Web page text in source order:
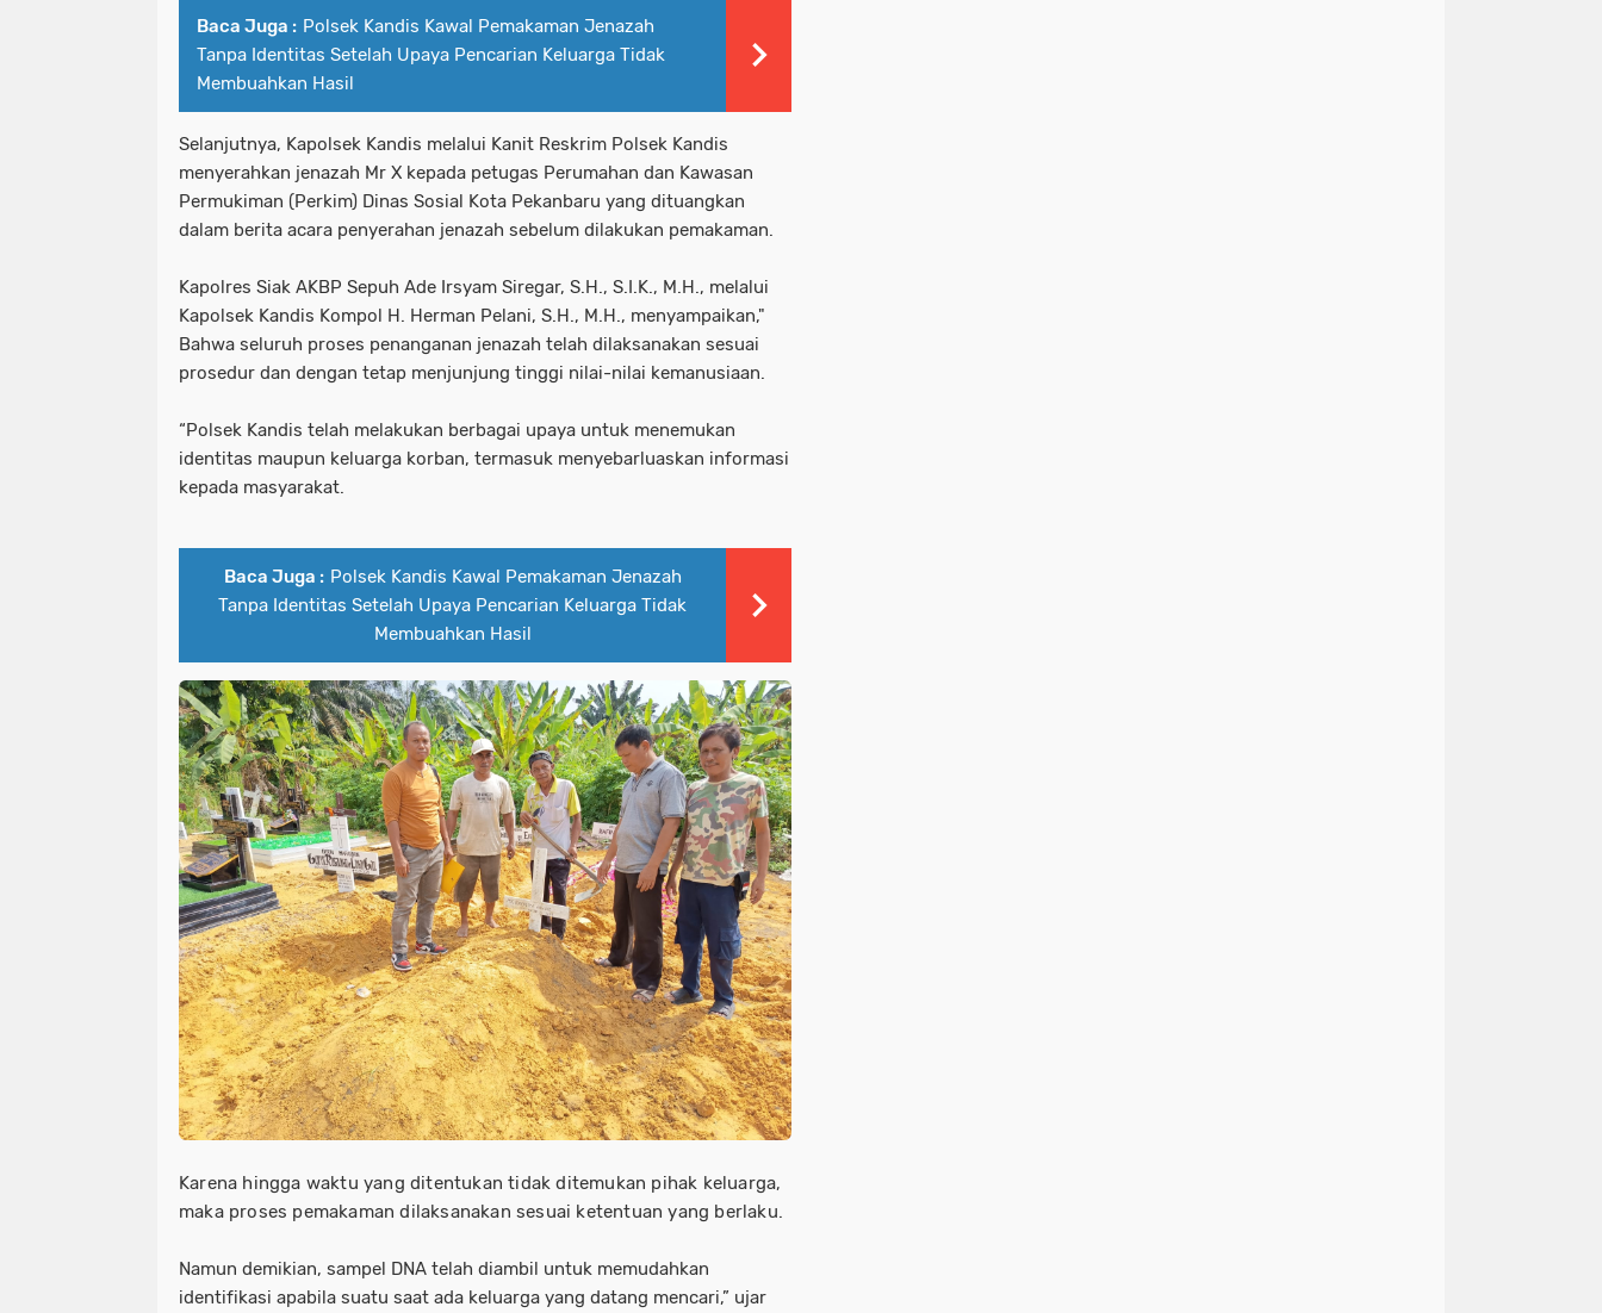
Baca Juga : Polsek Kandis Kawal Pemakaman Jenazah
Tanpa Identitas Setelah Upaya Pencarian Keluarga Tidak
Membuahkan Hasil
Selanjutnya, Kapolsek Kandis melalui Kanit Reskrim Polsek Kandis
menyerahkan jenazah Mr X kepada petugas Perumahan dan Kawasan
Permukiman (Perkim) Dinas Sosial Kota Pekanbaru yang dituangkan
dalam berita acara penyerahan jenazah sebelum dilakukan pemakaman.
Kapolres Siak AKBP Sepuh Ade Irsyam Siregar, S.H., S.I.K., M.H., melalui
Kapolsek Kandis Kompol H. Herman Pelani, S.H., M.H., menyampaikan,"
Bahwa seluruh proses penanganan jenazah telah dilaksanakan sesuai
prosedur dan dengan tetap menjunjung tinggi nilai-nilai kemanusiaan.
“Polsek Kandis telah melakukan berbagai upaya untuk menemukan
identitas maupun keluarga korban, termasuk menyebarluaskan informasi
kepada masyarakat.
Baca Juga : Polsek Kandis Kawal Pemakaman Jenazah
Tanpa Identitas Setelah Upaya Pencarian Keluarga Tidak
Membuahkan Hasil
Karena hingga waktu yang ditentukan tidak ditemukan pihak keluarga,
maka proses pemakaman dilaksanakan sesuai ketentuan yang berlaku.
Namun demikian, sampel DNA telah diambil untuk memudahkan
identifikasi apabila suatu saat ada keluarga yang datang mencari,” ujar